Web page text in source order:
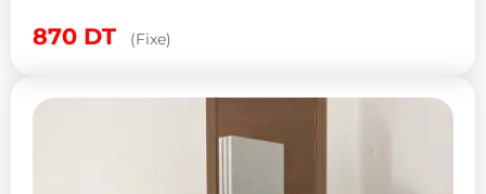
870 DT (Fixe)